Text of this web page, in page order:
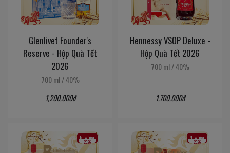
Glenlivet Founder's
Reserve - Hộp Quà Tết
2026
700 ml/40%
1,200,000đ
Hennessy VSOP Deluxe -
Hộp Quà Tết 2026
700 ml/40%
1,700,000đ
New Year
2026
New Year
2026